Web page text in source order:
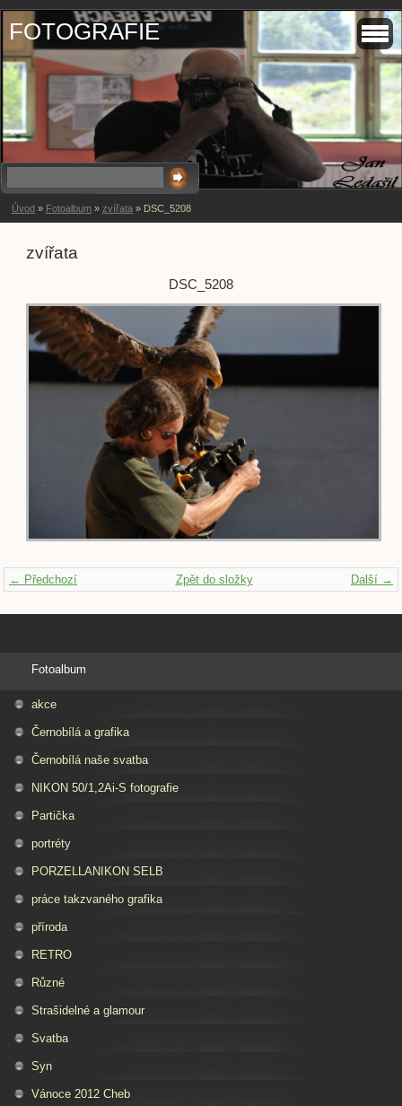
FOTOGRAFIE
Úvod » Fotoalbum » zvířata » DSC_5208
zvířata
DSC_5208
← Předchozí Další →
Zpět do složky
Fotoalbum
akce
Černobílá a grafika
Černobílá naše svatba
NIKON 50/1,2Ai-S fotografie
Partička
portréty
PORZELLANIKON SELB
práce takzvaného grafika
příroda
RETRO
Různé
Strašidelné a glamour
Svatba
Syn
Vánoce 2012 Cheb